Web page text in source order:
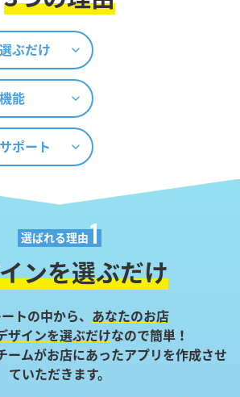
ぶだけ
能
ポート
選ばれる理由1
ンを選ぶだけ
トの中から、 あなたのお店
ザインを選ぶだけなので簡単！
ームがお店にあったアプリを作成させ
ていただきます。